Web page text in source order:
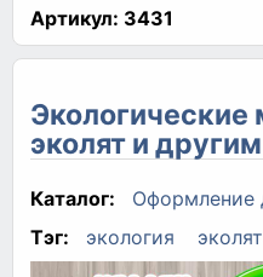
Артикул: 3431
эколят и
Каталог:
Оформление
Тэг:
экология